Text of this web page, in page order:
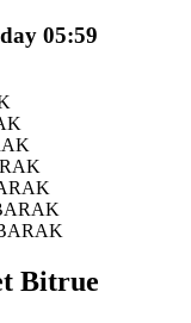
enz.
05:59
Bitrue